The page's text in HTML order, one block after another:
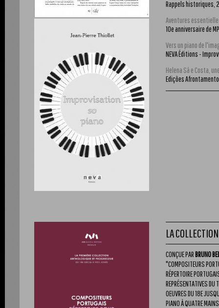
Rappels historiques,
Aventures
10e anniversaire de
Vers un piano de
NEVA Éditions -
Helena Sá e Costa,
Edições
LA
CONÇUE PARBRUNO
"COMPOSITEURS
RÉPERTOIRE
REPRÉSENTATIVES DU
OEUVRES DU 18E
PIANO À QUATRE